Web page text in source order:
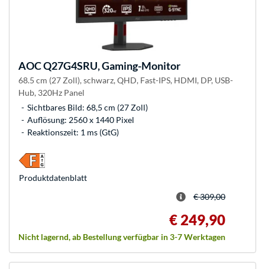
AOCQ27G4SRU, Gaming-Monitor
68.5 cm (27 Zoll), schwarz, QHD, Fast-IPS, HDMI, DP, USB-
Hub, 320Hz Panel
Sichtbares Bild: 68,5 cm (27 Zoll)
Auflösung: 2560 x 1440 Pixel
Reaktionszeit: 1 ms (GtG)
€ 309,00
€ 249,90
Nicht lagernd, ab Bestellung verfügbar in 3-7 Werktagen
Produkt­datenblatt